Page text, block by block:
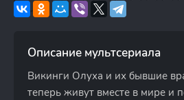
Описание мультсериала
Викинги Олуха и их бывшие
теперь живут вместе в мире и